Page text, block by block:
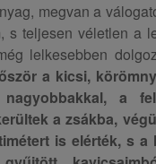
megvan a
s teljesen véletlen a
lelkesebben
a kicsi,
a
a zsákba,
is elérték, s